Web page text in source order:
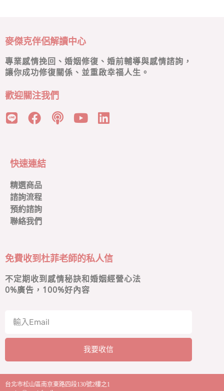
麥傑克伴侶解讀中心
專業感情挽回、婚姻修復、婚前輔導與感情諮詢，
讓你成功修復關係、並重啟幸福人生。
歡迎關注我們
快速連結
精選商品
諮詢流程
預約諮詢
聯絡我們
免費收到杜菲老師的私人信
不定期收到感情秘訣和婚姻經營心法
0%廣告，100%好內容
我要收信
l
t台北市松山區南京東路四段130號2樓之1